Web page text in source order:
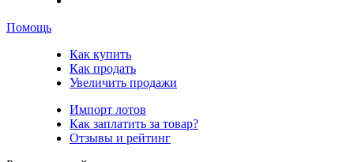
Помощь
Как купить
Как продать
Увеличить продажи
Импорт лотов
Как заплатить за товар?
Отзывы и рейтинг